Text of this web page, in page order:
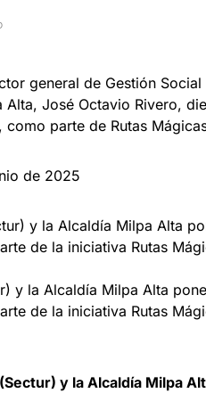
general de Gestión
José Octavio Rivero,
parte de Rutas
de 2025
y la Alcaldía Milpa Alta
de la iniciativa Rutas
y la Alcaldía Milpa